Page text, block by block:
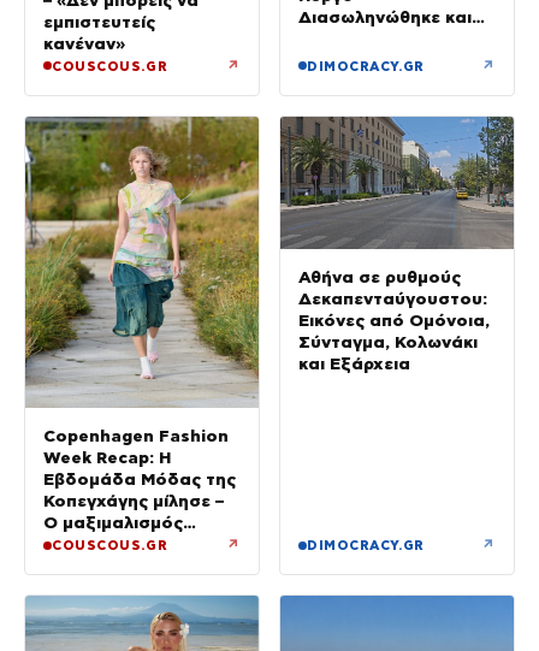
εμπιστευτείς
κανέναν»
COUSCOUS.GR ↗
Διασωληνώθηκε και
DIMOCRACY.GR ↗
Copenhagen Fashion
Week Recap: Η
Εβδομάδα Μόδας της
Κοπεγχάγης μίλησε –
Ο μαξιμαλισμός
επιστρέφει
COUSCOUS.GR ↗
Αθήνα σε ρυθμούς
Δεκαπενταύγουστου:
Εικόνες από Ομόνοια,
Σύνταγμα, Κολωνάκι
και Εξάρχεια
DIMOCRACY.GR ↗